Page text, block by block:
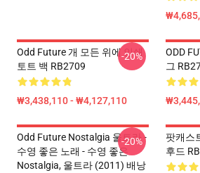
Odd Future 개 모든 위에 인쇄
토트 백 RB2709
₩3,438,110 - ₩4,127,110
-20%
ODD
그
Odd Future Nostalgia 울트라 -
수영 좋은 노래 - 수영 좋은
Nostalgia, 울트라 (2011) 배낭
-20%
팟캐스
후드